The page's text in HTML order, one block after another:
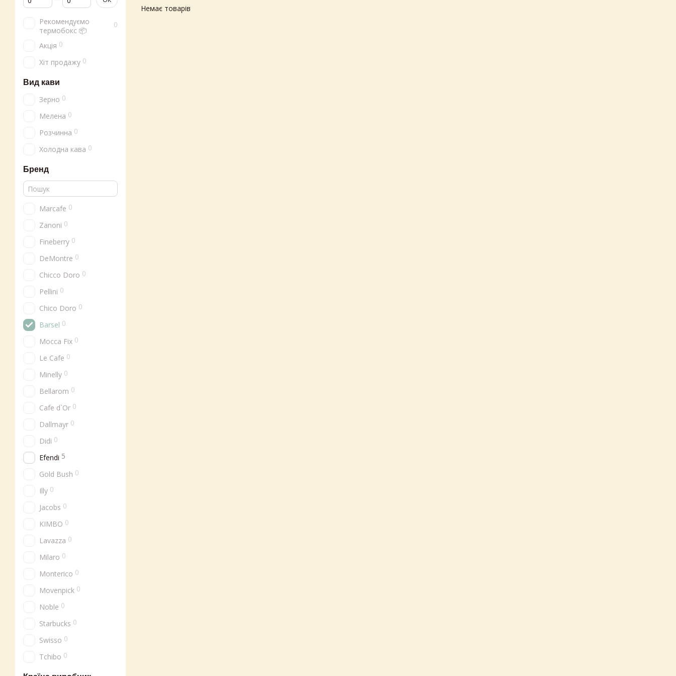
Немає товарів
Рекомендуємо
термобокс 📦
0
Акція 0
Хіт продажу 0
Вид кави
Зерно 0
Мелена 0
Розчинна 0
Холодна кава 0
Бренд
Marcafe 0
Zanoni 0
Fineberry 0
DeMontre 0
Chicco Doro 0
Pellini 0
Chico Doro 0
Barsel 0
Mocca Fix 0
Le Cafe 0
Minelly 0
Bellarom 0
Cafe d`Or 0
Dallmayr 0
Didi 0
Efendi 5
Gold Bush 0
Illy 0
Jacobs 0
KIMBO 0
Lavazza 0
Milaro 0
Monterico 0
Movenpick 0
Noble 0
Starbucks 0
Swisso 0
Tchibo 0